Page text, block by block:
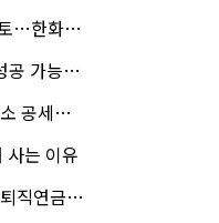
영향은?
은 '글쎄'
'로 맞불
사는 이유
가 조언은